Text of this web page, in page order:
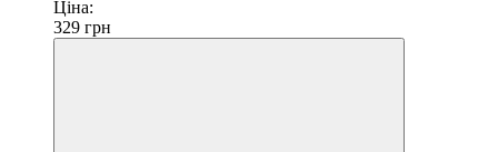
Ціна:
329 грн